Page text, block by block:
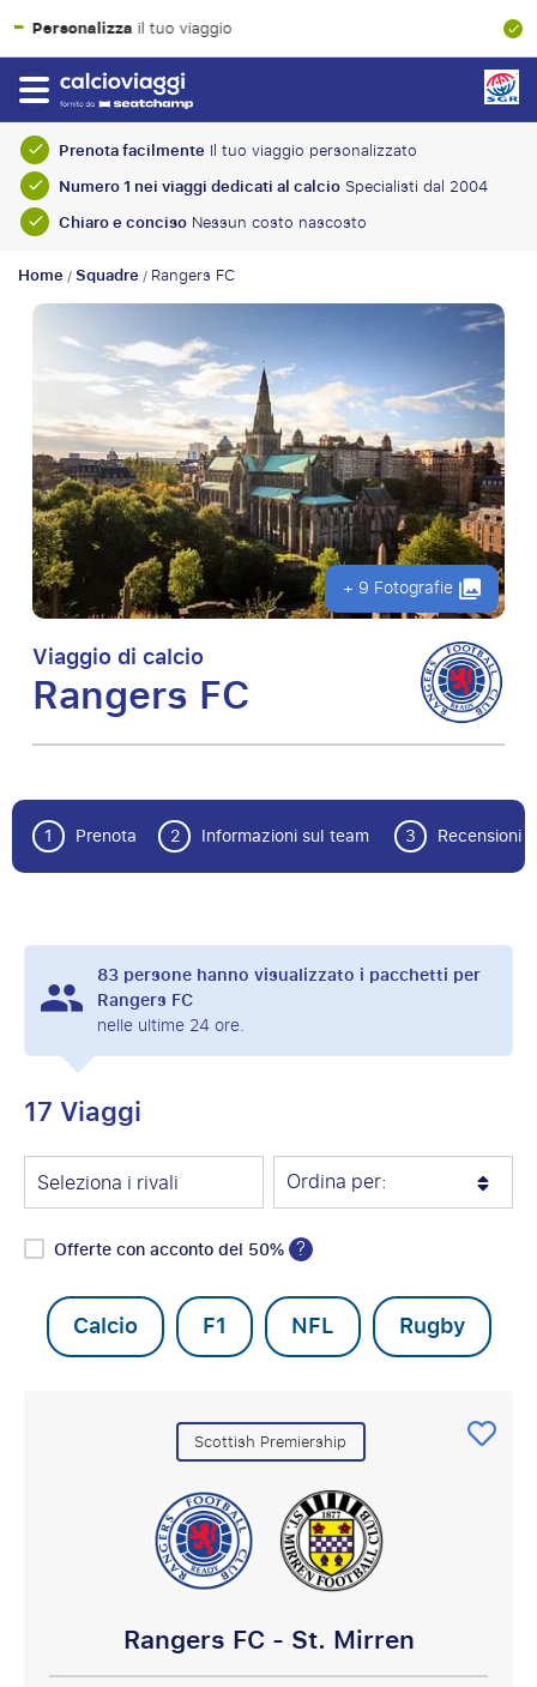
Garanzia finanziaria al 100%
Prenota facilmente Il tuo viaggio personalizzato
Numero 1 nei viaggi dedicati al calcioSpecialisti dal 2004
Chiaro e concisoNessun costo nascosto
Home/Squadre/Rangers FC
+ 9 Fotografie
Viaggio di calcio
Rangers FC
1 Prenota 2 Informazioni sul team 3 Recensioni
83persone hanno visualizzato i pacchetti per
Rangers FC
nelle ultime 24 ore.
17 Viaggi
Seleziona i rivali Ordina per:
Offerte con acconto del 50% ?
Calcio F1 NFL Rugby
Scottish Premiership
Rangers FC - St. Mirren